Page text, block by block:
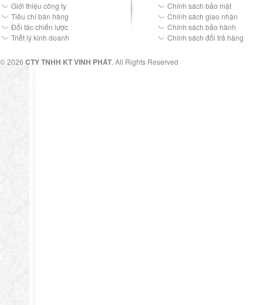
Giới thiệu công ty
Tiêu chí bán hàng
Đối tác chiến lược
Triết lý kinh doanh
Chính sách bảo mật
Chính sách giao nhận
Chính sách bảo hành
Chính sách đổi trả hàng
© 2026 CTY TNHH KT VINH PHÁT. All Rights Reserved